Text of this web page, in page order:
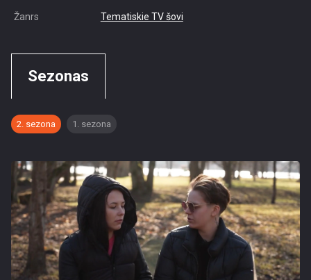
Žanrs Tematiskie TV šovi
Sezonas
2. sezona 1. sezona